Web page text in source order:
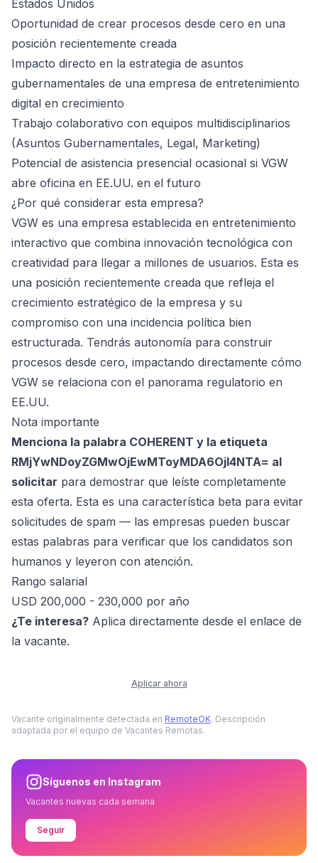
Estados Unidos
Oportunidad de crear procesos desde cero en una
posición recientemente creada
Impacto directo en la estrategia de asuntos
gubernamentales de una empresa de entretenimiento
digital en crecimiento
Trabajo colaborativo con equipos multidisciplinarios
(Asuntos Gubernamentales, Legal, Marketing)
Potencial de asistencia presencial ocasional si VGW
abre oficina en EE.UU. en el futuro
¿Por qué considerar esta empresa?
VGW es una empresa establecida en entretenimiento
interactivo que combina innovación tecnológica con
creatividad para llegar a millones de usuarios. Esta es
una posición recientemente creada que refleja el
crecimiento estratégico de la empresa y su
compromiso con una incidencia política bien
estructurada. Tendrás autonomía para construir
procesos desde cero, impactando directamente cómo
VGW se relaciona con el panorama regulatorio en
EE.UU.
Nota importante
Menciona la palabra COHERENT y la etiqueta
RMjYwNDoyZGMwOjEwMToyMDA6OjI4NTA= al
solicitar para demostrar que leíste completamente
esta oferta. Esta es una característica beta para evitar
solicitudes de spam — las empresas pueden buscar
estas palabras para verificar que los candidatos son
humanos y leyeron con atención.
Rango salarial
USD 200,000 - 230,000 por año
¿Te interesa? Aplica directamente desde el enlace de
la vacante.
Aplicar ahora
Vacante originalmente detectada en RemoteOK. Descripción
adaptada por el equipo de Vacantes Remotas.
Síguenos en Instagram
Vacantes nuevas cada semana
Seguir